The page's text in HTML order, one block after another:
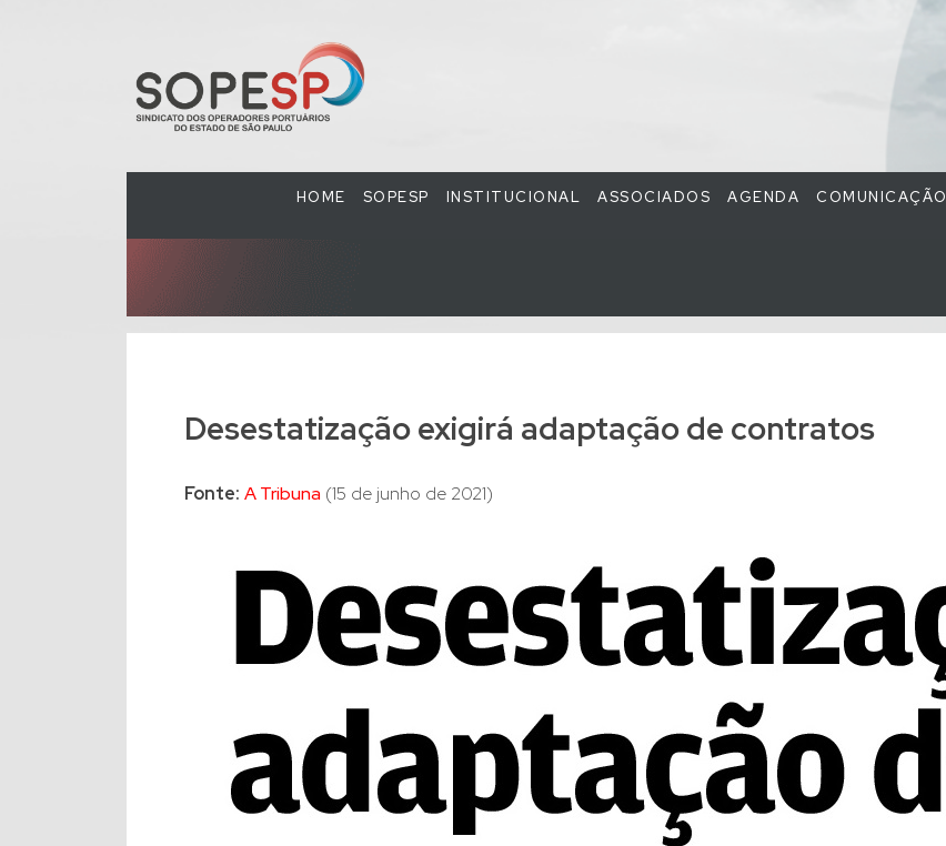
HOME SOPESP INSTITUCIONAL ASSOCIADOS AGENDA COMUNICAÇÃO
Desestatização exigirá adaptação de contratos
Fonte: A Tribuna (15 de junho de 2021)